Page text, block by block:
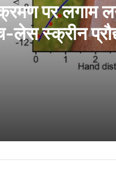
पर लगाम
लेस स्क्रीन